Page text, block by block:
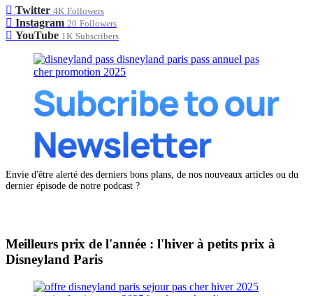
Twitter 4K Followers
Instagram 20 Followers
YouTube 1K Subscribers
Envie d'être alerté des derniers bons plans, de nos nouveaux articles ou du
dernier épisode de notre podcast ?
Meilleurs prix de l'année : l'hiver à petits prix à
Disneyland Paris